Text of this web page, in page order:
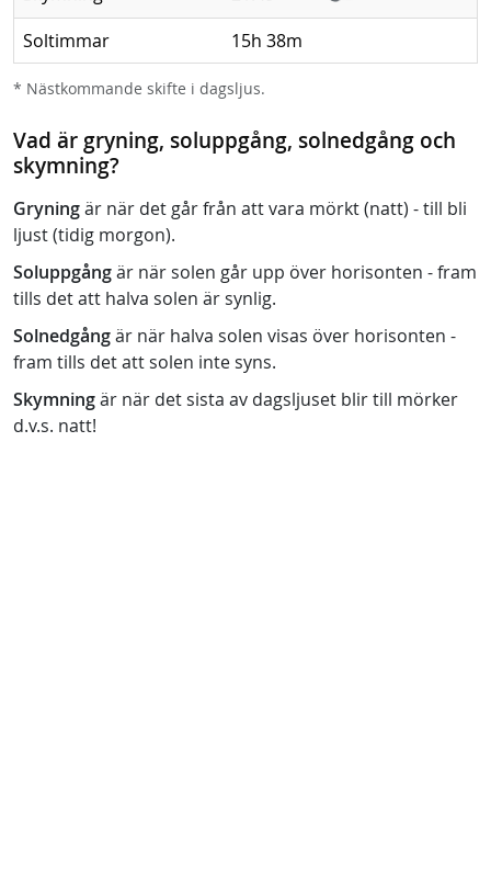
Soltimmar 15h 38m
* Nästkommande skifte i dagsljus.
Vad är gryning, soluppgång, solnedgång och
skymning?
Gryningär när det går från att vara mörkt (natt) - till bli
ljust (tidig morgon).
Soluppgångär när solen går upp över horisonten - fram
tills det att halva solen är synlig.
Solnedgångär när halva solen visas över horisonten -
fram tills det att solen inte syns.
Skymningär när det sista av dagsljuset blir till mörker
d.v.s. natt!